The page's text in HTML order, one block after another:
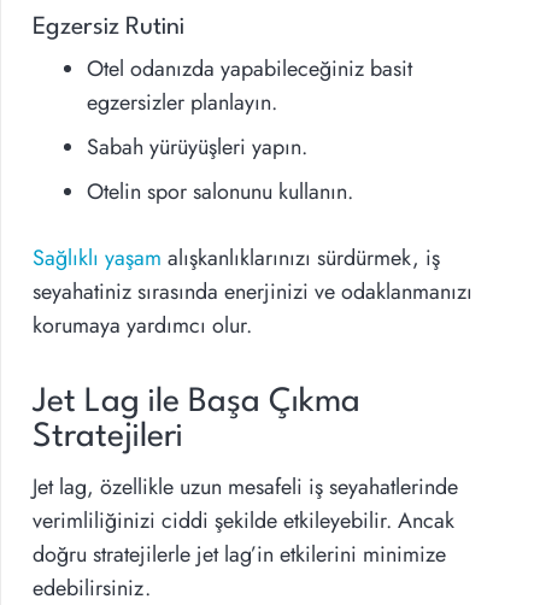
Egzersiz Rutini
Otel odanızda yapabileceğiniz basit
egzersizler planlayın.
Sabah yürüyüşleri yapın.
Otelin spor salonunu kullanın.
Sağlıklı yaşam alışkanlıklarınızı sürdürmek, iş
seyahatiniz sırasında enerjinizi ve odaklanmanızı
korumaya yardımcı olur.
Jet Lag ile Başa Çıkma
Stratejileri
Jet lag, özellikle uzun mesafeli iş seyahatlerinde
verimliliğinizi ciddi şekilde etkileyebilir. Ancak
doğru stratejilerle jet lag’in etkilerini minimize
edebilirsiniz.